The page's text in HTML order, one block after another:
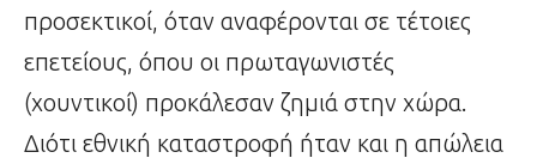
προσεκτικοί, όταν αναφέρονται σε τέτοιες
επετείους, όπου οι πρωταγωνιστές
(χουντικοί) προκάλεσαν ζημιά στην χώρα.
Διότι εθνική καταστροφή ήταν και η απώλεια